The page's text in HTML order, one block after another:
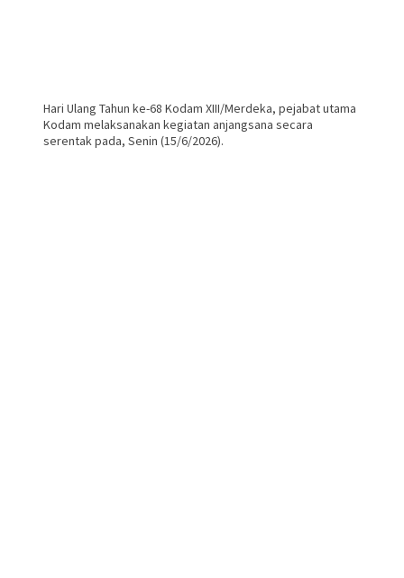
Hari Ulang Tahun ke-68 Kodam XIII/Merdeka, pejabat utama
Kodam melaksanakan kegiatan anjangsana secara
serentak pada, Senin (15/6/2026).